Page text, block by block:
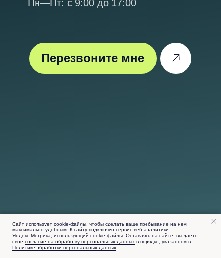
Сайт использует cookie-файлы, чтобы сделать ваше пребывание на нем
максимально удобным. К cайту подключен сервис веб-аналитики
Яндекс.Метрика, использующий cookie-файлы. Оставаясь на сайте, вы даете
свое согласие на обработку персональных данных в порядке, указанном в
Политике обработки персональных данных